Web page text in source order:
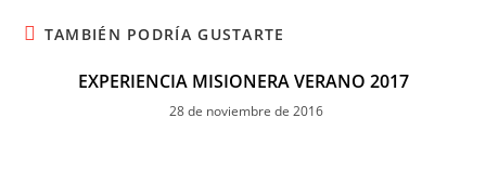
TAMBIÉN PODRÍA GUSTARTE
EXPERIENCIA MISIONERA VERANO 2017
28 de noviembre de 2016